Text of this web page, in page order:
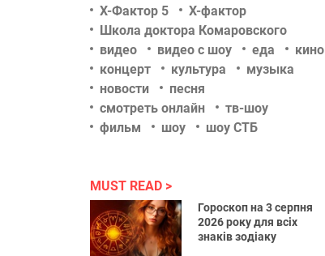
Х-Фактор 5
Х-фактор
Школа доктора Комаровского
видео
видео с шоу еда
кино
концерт
культура
музыка
новости
песня
смотреть онлайн
тв-шоу
фильм
шоу шоу СТБ
MUST READ
Гороскоп на 3 серпня
2026 року для всіх
знаків зодіаку